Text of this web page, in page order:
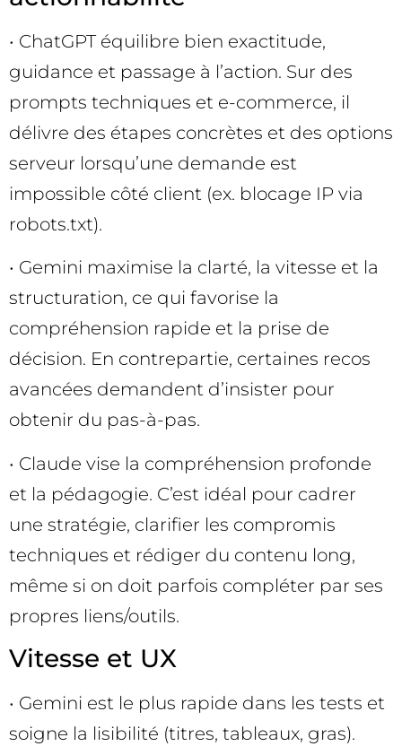
• ChatGPT équilibre bien exactitude,
guidance et passage à l’action. Sur des
prompts techniques et e-commerce, il
délivre des étapes concrètes et des options
serveur lorsqu’une demande est
impossible côté client (ex. blocage IP via
robots.txt).
• Gemini maximise la clarté, la vitesse et la
structuration, ce qui favorise la
compréhension rapide et la prise de
décision. En contrepartie, certaines recos
avancées demandent d’insister pour
obtenir du pas-à-pas.
• Claude vise la compréhension profonde
et la pédagogie. C’est idéal pour cadrer
une stratégie, clarifier les compromis
techniques et rédiger du contenu long,
même si on doit parfois compléter par ses
propres liens/outils.
Vitesse et UX
• Gemini est le plus rapide dans les tests et
soigne la lisibilité (titres, tableaux, gras).